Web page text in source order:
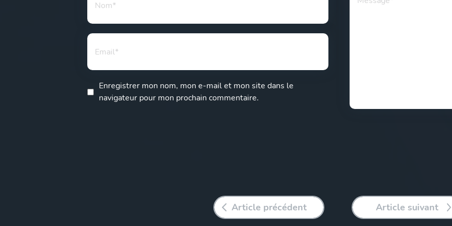
Enregistrer mon nom, mon e-mail et mon site dans le
navigateur pour mon prochain commentaire.
Article précédent Article suivant